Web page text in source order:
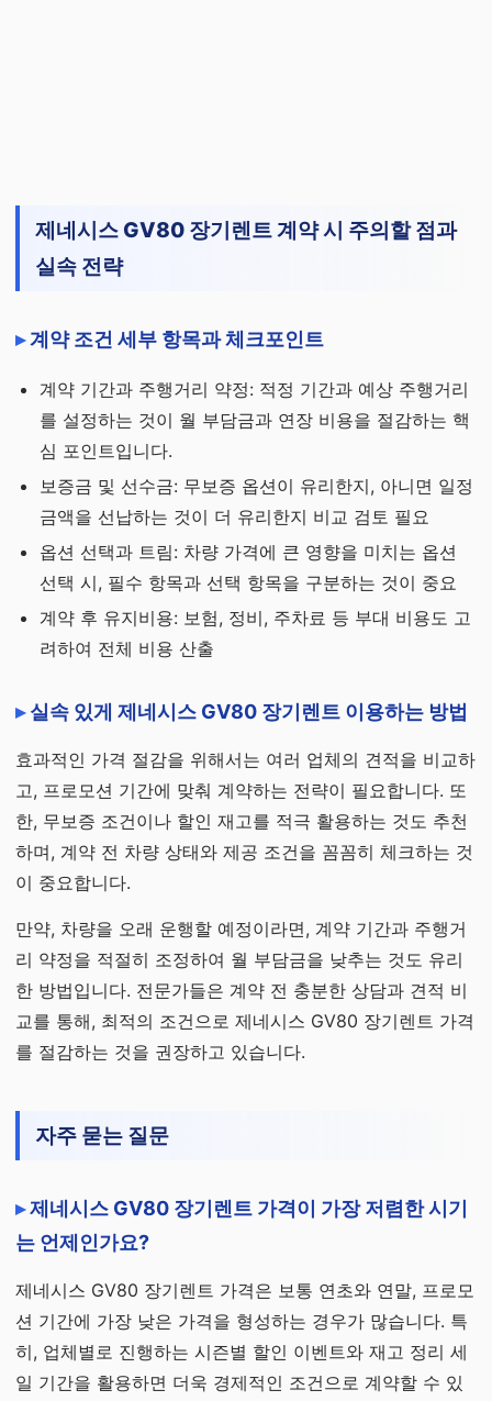
제네시스 GV80 장기렌트 계약 시 주의할 점과
실속 전략
계약 조건 세부 항목과 체크포인트
계약 기간과 주행거리 약정: 적정 기간과 예상 주행거리
를 설정하는 것이 월 부담금과 연장 비용을 절감하는 핵
심 포인트입니다.
보증금 및 선수금: 무보증 옵션이 유리한지, 아니면 일정
금액을 선납하는 것이 더 유리한지 비교 검토 필요
옵션 선택과 트림: 차량 가격에 큰 영향을 미치는 옵션
선택 시, 필수 항목과 선택 항목을 구분하는 것이 중요
계약 후 유지비용: 보험, 정비, 주차료 등 부대 비용도 고
려하여 전체 비용 산출
실속 있게 제네시스 GV80 장기렌트 이용하는 방법
효과적인 가격 절감을 위해서는 여러 업체의 견적을 비교하
고, 프로모션 기간에 맞춰 계약하는 전략이 필요합니다. 또
한, 무보증 조건이나 할인 재고를 적극 활용하는 것도 추천
하며, 계약 전 차량 상태와 제공 조건을 꼼꼼히 체크하는 것
이 중요합니다.
만약, 차량을 오래 운행할 예정이라면, 계약 기간과 주행거
리 약정을 적절히 조정하여 월 부담금을 낮추는 것도 유리
한 방법입니다. 전문가들은 계약 전 충분한 상담과 견적 비
교를 통해, 최적의 조건으로 제네시스 GV80 장기렌트 가격
를 절감하는 것을 권장하고 있습니다.
자주 묻는 질문
제네시스 GV80 장기렌트 가격이 가장 저렴한 시기
는 언제인가요?
제네시스 GV80 장기렌트 가격은 보통 연초와 연말, 프로모
션 기간에 가장 낮은 가격을 형성하는 경우가 많습니다. 특
히, 업체별로 진행하는 시즌별 할인 이벤트와 재고 정리 세
일 기간을 활용하면 더욱 경제적인 조건으로 계약할 수 있